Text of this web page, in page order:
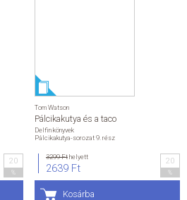
20
Tom Watson
Pálcikakutya és a taco
Delfin könyvek
Pálcikakutya-sorozat 9. rész
3299 Fthelyett
2639 Ft
20
Kosárba